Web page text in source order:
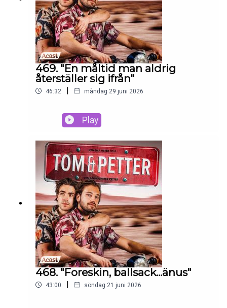
469. "En måltid man aldrig
återställer sig ifrån"
46:32 | måndag 29 juni 2026
Play
468. "Foreskin, ballsack...änus"
43:00 | söndag 21 juni 2026